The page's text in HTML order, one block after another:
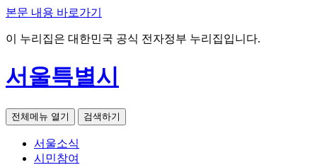
본문 내용 바로가기
이 누리집은 대한민국 공식 전자정부 누리집입니다.
서울특별시
전체메뉴 열기 검색하기
서울소식
시민참여